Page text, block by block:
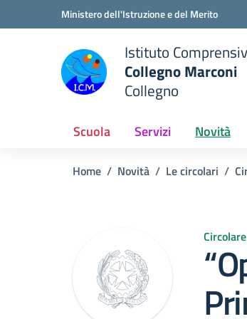
Vai ai contenuti
Vai al menu di navigazioneMinistero dell'Istruzione e del Merito
Istituto
Collegno Marconi
Collegno
Scuola Servizi Novità
Home Novità Le circolari